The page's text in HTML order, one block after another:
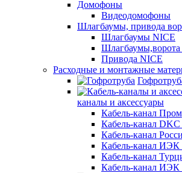
Домофоны
Видеодомофоны
Шлагбаумы, привода
Шлагбаумы NICE
Шлагбаумы,ворота
Привода NICE
Расходные и монтажные
каналы и аксессуары
Кабель-канал
Кабель-канал
Кабель-канал
Кабель-канал
Кабель-канал
Кабель-канал ИЭК